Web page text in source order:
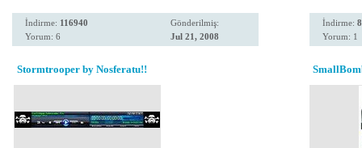
İndirme: 116940
Yorum: 6
Gönderilmiş:
Jul 21, 2008
İndirme:
Yorum: 1
Stormtrooper by Nosferatu!!